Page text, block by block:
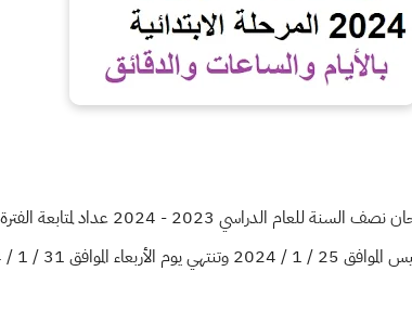
عداد لحساب الوقت محدث للتذكير بالوقت